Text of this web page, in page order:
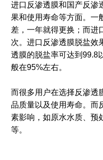
进口反渗透膜和国产反渗
果和使用寿命等方面。一
差，一年就得更换；而进
次。进口反渗透膜脱盐效
透膜的脱盐率可达到99.8
般在95%左右。
而很多用户在选择反渗透
品质量以及使用寿命。而
素影响，如原水水质、预
等。